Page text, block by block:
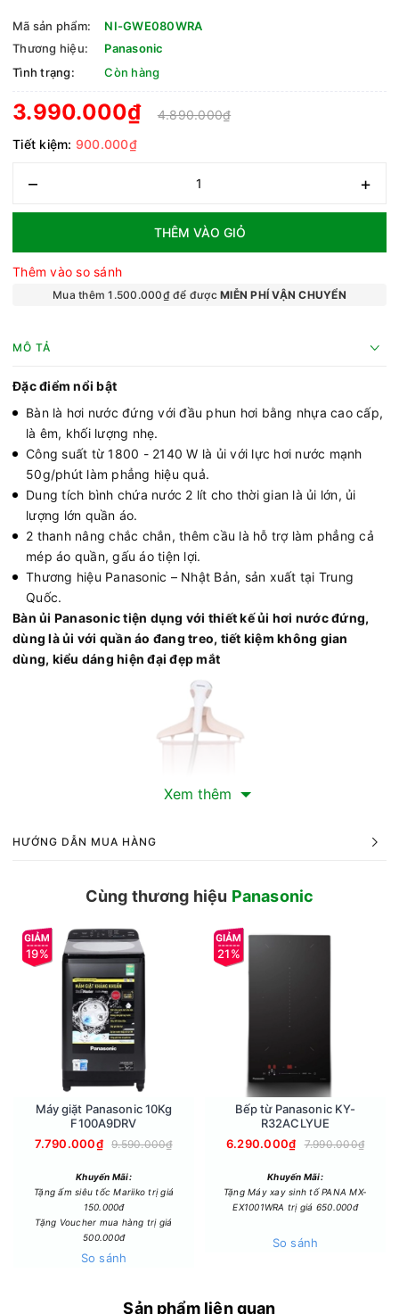
Mã sản phẩm:
NI-GWE080WRA
Thương hiệu:
Panasonic
Tình trạng:
Còn hàng
3.990.000₫
4.890.000₫
Tiết kiệm: 900.000₫
– +
THÊM VÀO GIỎ
Thêm vào so sánh
Mua thêm 1.500.000₫ để đượcMIỄN PHÍ VẬN CHUYỂN
MÔ TẢ
Đặc điểm nổi bật
Bàn là hơi nước đứng với đầu phun hơi bằng nhựa cao cấp,
là êm, khối lượng nhẹ.
Công suất từ 1800 - 2140 W là ủi với lực hơi nước mạnh
50g/phút làm phẳng hiệu quả.
Dung tích bình chứa nước 2 lít cho thời gian là ủi lớn, ủi
lượng lớn quần áo.
2 thanh nâng chắc chắn, thêm cầu là hỗ trợ làm phẳng cả
mép áo quần, gấu áo tiện lợi.
Thương hiệu Panasonic – Nhật Bản, sản xuất tại Trung
Quốc.
Bàn ủi Panasonic tiện dụng với thiết kế ủi hơi nước đứng,
dùng là ủi với quần áo đang treo, tiết kiệm không gian
dùng, kiểu dáng hiện đại đẹp mắt
Ủi với công suất từ 1800 - 2140W, 2 mức điều chỉnh luồng
hơi nước, cho hơi nước tập trung dùng là ủi chất liệu vải
dày và hơi nước phân tán cho vải mỏng, ủi nhanh chóng
Lực phun hơi mạnh tới 50g/phút làm phẳng hiệu quả mọi nếp
nhăn cứng đầu.
Xem thêm
HƯỚNG DẪN MUA HÀNG
Cùng thương hiệu Panasonic
19%
Máy giặt Panasonic 10Kg
F100A9DRV
7.790.000₫
9.590.000₫
Khuyến Mãi:
Tặng ấm siêu tốc Mariiko trị giá
150.000đ
Tặng Voucher mua hàng trị giá
500.000đ
So sánh
21%
Bếp từ Panasonic KY-
R32ACLYUE
6.290.000₫
7.990.000₫
Khuyến Mãi:
Tặng Máy xay sinh tố PANA MX-
EX1001WRA trị giá 650.000đ
So sánh
Sản phẩm liên quan